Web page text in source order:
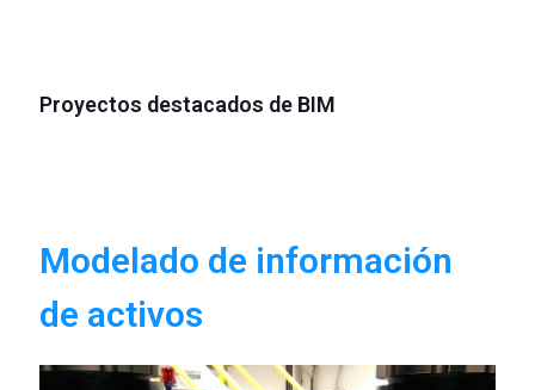
Proyectos destacados de BIM
Modelado de información
de activos